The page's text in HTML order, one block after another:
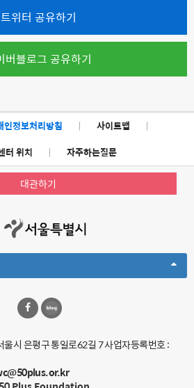
트위터 공유하기
버블로그 공유하기
인정보처리방침 | 사이트맵
|
터 위치
| 자주하는질문
대관하기
시 은평구 통일로62길 7사업자등록번호 :